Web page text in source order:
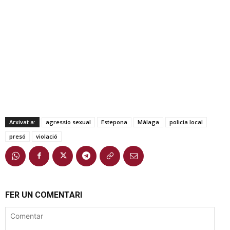
Arxivat a: agressio sexual Estepona Màlaga
policia local
presó
violació
FER UN COMENTARI